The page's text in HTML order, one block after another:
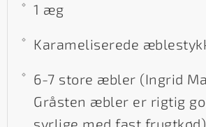
1 æg
Karameliserede
6-7 store æbler (Ingrid
Gråsten æbler er rigtig
syrlige med fast frugtkød)